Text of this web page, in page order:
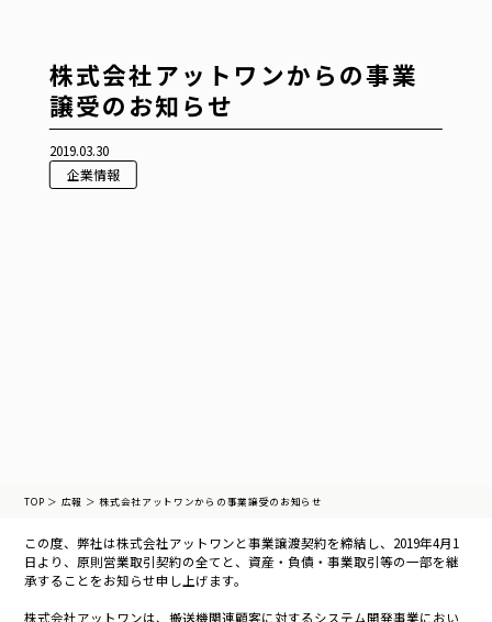
株式会社アットワンからの事業
譲受のお知らせ
2019.03.30
企業情報
TOP ＞ 広報 ＞株式会社アットワンからの事業譲受のお知らせ
この度、弊社は株式会社アットワンと事業譲渡契約を締結し、2019年4月1
日より、 原則営業取引契約の全てと、資産・負債・事業取引等の一部を継
承することをお知らせ申し上げます。
株式会社アットワンは、搬送機関連顧客に対するシステム開発事業におい